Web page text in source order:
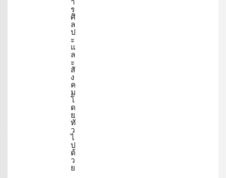
า
ร
ศิ
ล
ป
ะ
แ
ล
ะ
สั
ง
ค
ม
โ
ด
ย
ทั่
ว
ไ
ป
ด้
ว
ย